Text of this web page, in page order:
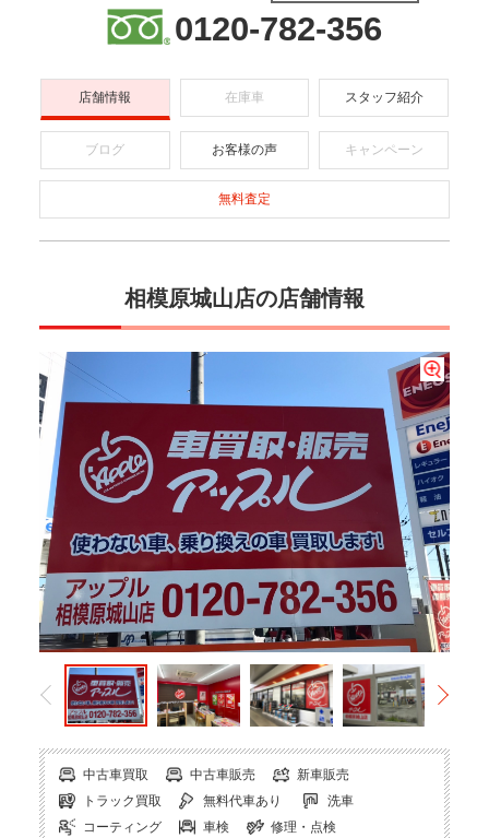
0120-782-356
店舗情報 在庫車 スタッフ紹介
ブログ お客様の声 キャンペーン
無料査定
相模原城山店の店舗情報
店内には、アップル専用ブースがございます。お客様の車を愛情査定いたしますの
で、ごゆっくりお寛ぎください。
当店は、ガソリンスタンド（ENEOS）併設の店舗になります。お気軽に、ご来店く
ださい。
アップル看板とガラスの壁シースルーになっており、視認性抜群安心してご入店く
ださい。
皆様のご来店をお待ちしております！出張査定も致しますのでお気軽にお問合せく
ださい。
当店は、ピットも完備しております。車検や整備もおまかせください！高性能洗車
機もありますよ！
中古車買取 中古車販売
新車販売
トラック買取
無料代車あり
洗車
コーティング
車検
修理・点検